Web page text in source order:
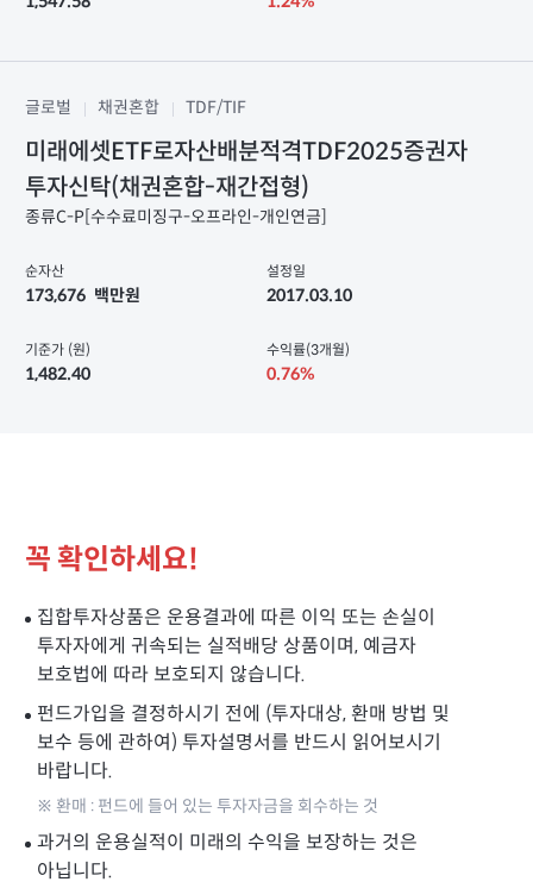
글로벌 채권혼합 TDF/TIF
미래에셋ETF로자산배분적격TDF2025증권자
투자신탁(채권혼합-재간접형)
종류C-P[수수료미징구-오프라인-개인연금]
순자산
173,676 백만원
설정일
2017.03.10
기준가 (원)
1,482.40
수익률(3개월)
0.76%
꼭 확인하세요!
집합투자상품은 운용결과에 따른 이익 또는 손실이
투자자에게 귀속되는 실적배당 상품이며, 예금자
보호법에 따라 보호되지 않습니다.
펀드가입을 결정하시기 전에 (투자대상, 환매 방법 및
보수 등에 관하여) 투자설명서를 반드시 읽어보시기
바랍니다.
※ 환매 : 펀드에 들어 있는 투자자금을 회수하는 것
과거의 운용실적이 미래의 수익을 보장하는 것은
아닙니다.